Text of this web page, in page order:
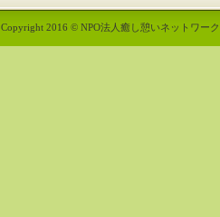
Copyright 2016 © NPO法人癒し憩いネットワー